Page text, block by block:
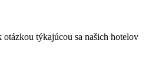
týkajúcou sa našich hotelov